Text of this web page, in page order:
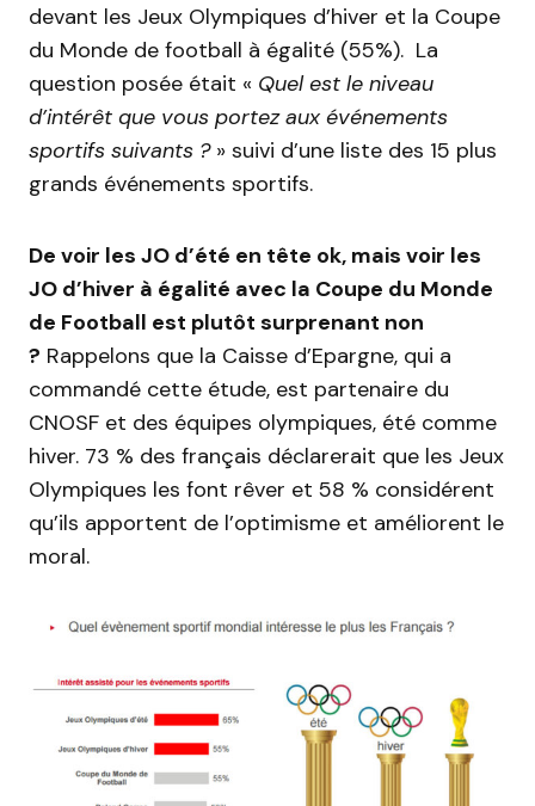
devant les Jeux Olympiques d’hiver et la Coupe
du Monde de football à égalité (55%). La
question posée était « Quel est le niveau
d’intérêt que vous portez aux événements
sportifs suivants ?» suivi d’une liste des 15 plus
grands événements sportifs.
De voir les JO d’été en tête ok, mais voir les
JO d’hiver à égalité avec la Coupe du Monde
de Football est plutôt surprenant non
? Rappelons que la Caisse d’Epargne, qui a
commandé cette étude, est partenaire du
CNOSF et des équipes olympiques, été comme
hiver. 73 % des français déclarerait que les Jeux
Olympiques les font rêver et 58 % considérent
qu’ils apportent de l’optimisme et améliorent le
moral.